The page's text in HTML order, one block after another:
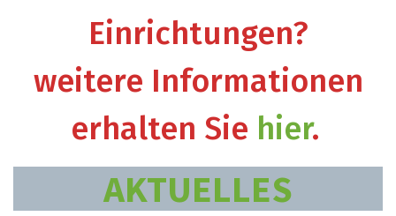
Einrichtungen?
weitere Informationen
erhalten Sie hier.
AKTUELLES